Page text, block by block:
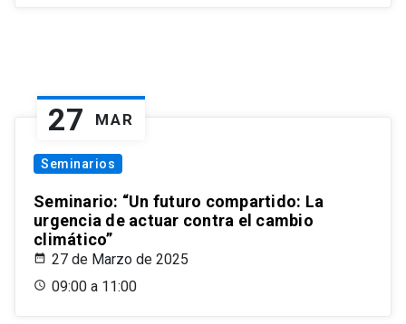
27 MAR
Seminarios
Seminario: “Un futuro compartido: La
urgencia de actuar contra el cambio
climático”
27 de Marzo de 2025
09:00 a 11:00